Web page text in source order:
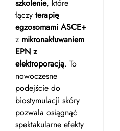
szkolenie, które
łączy terapię
egzosomami ASCE+
z mikronakłuwaniem
EPN z
elektroporacją. To
nowoczesne
podejście do
biostymulacji skóry
pozwala osiągnąć
spektakularne efekty